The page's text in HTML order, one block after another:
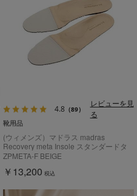
4.8 （89）
レビューを見
る
靴用品
(ウィメンズ）マドラス madras
Recovery meta Insole スタンダードタ
イプ "歩行の質を上げる”【返品不可商
ZPMETA-F BEIGE
￥13,200 税込